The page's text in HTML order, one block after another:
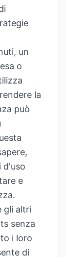
un
o
la
può
d'uso
e
gli altri
senza
i loro
di